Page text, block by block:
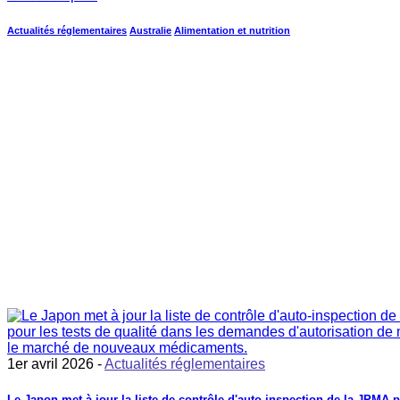
Actualités réglementaires Australie Alimentation et nutrition
1er avril 2026 -Actualités réglementaires